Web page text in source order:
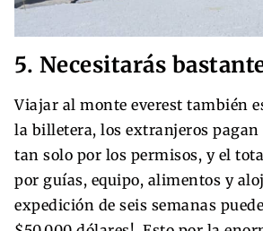
5. Necesitarás
Viajar al monte everest también
la billetera, los extranjeros pagan
tan solo por los permisos, y el
por guías, equipo, alimentos y
expedición de seis semanas